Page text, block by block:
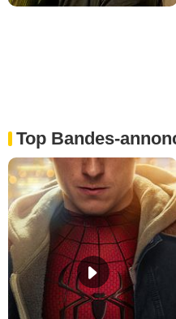
Top Bandes-